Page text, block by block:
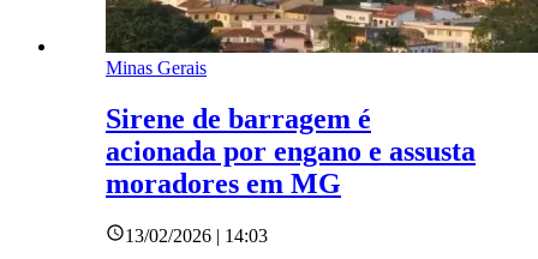
Minas Gerais
Sirene de barragem é
acionada por engano e assusta
moradores em MG
13/02/2026 | 14:03